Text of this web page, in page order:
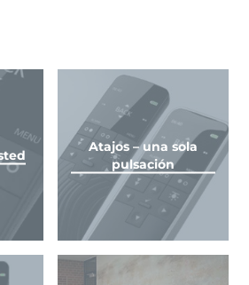
Atajos – una sola
pulsación